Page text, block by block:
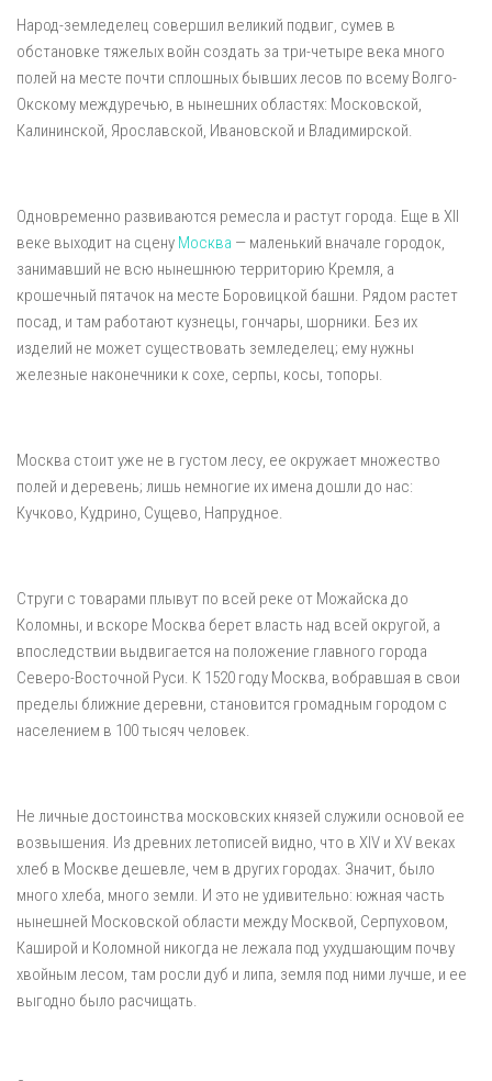
Народ-земледелец совершил великий подвиг, сумев в
обстановке тяжелых войн создать за три-четыре века много
полей на месте почти сплошных бывших лесов по всему Волго-
Окскому междуречью, в нынешних областях: Московской,
Калининской, Ярославской, Ивановской и Владимирской.
Одновременно развиваются ремесла и растут города. Еще в XII
веке выходит на сцену Москва — маленький вначале городок,
занимавший не всю нынешнюю территорию Кремля, а
крошечный пятачок на месте Боровицкой башни. Рядом растет
посад, и там работают кузнецы, гончары, шорники. Без их
изделий не может существовать земледелец; ему нужны
железные наконечники к сохе, серпы, косы, топоры.
Москва стоит уже не в густом лесу, ее окружает множество
полей и деревень; лишь немногие их имена дошли до нас:
Кучково, Кудрино, Сущево, Напрудное.
Струги с товарами плывут по всей реке от Можайска до
Коломны, и вскоре Москва берет власть над всей округой, а
впоследствии выдвигается на положение главного города
Северо-Восточной Руси. К 1520 году Москва, вобравшая в свои
пределы ближние деревни, становится громадным городом с
населением в 100 тысяч человек.
Не личные достоинства московских князей служили основой ее
возвышения. Из древних летописей видно, что в XIV и XV веках
хлеб в Москве дешевле, чем в других городах. Значит, было
много хлеба, много земли. И это не удивительно: южная часть
нынешней Московской области между Москвой, Серпуховом,
Каширой и Коломной никогда не лежала под ухудшающим почву
хвойным лесом, там росли дуб и липа, земля под ними лучше, и ее
выгодно было расчищать.